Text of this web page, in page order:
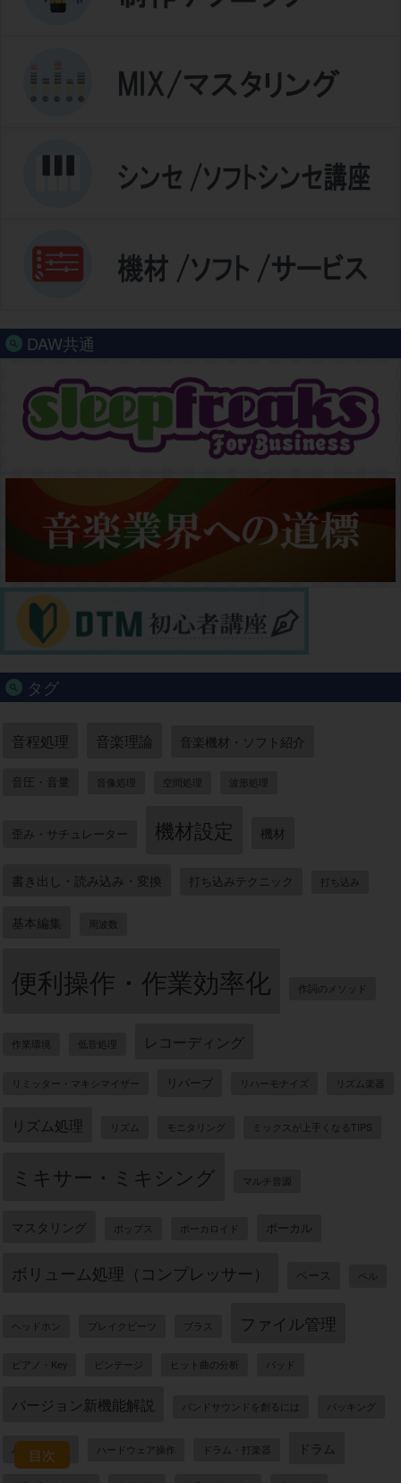
目次
DAW共通
タグ
音程処理 音楽理論 音楽機材・ソフト紹介
音圧・音量 音像処理 空間処理 波形処理
歪み・サチュレーター 機材設定 機材
書き出し・読み込み・変換 打ち込みテクニック 打ち込み
基本編集 周波数
便利操作・作業効率化 作詞のメソッド
作業環境 低音処理 レコーディング
リミッター・マキシマイザー リバーブ リハーモナイズ リズム楽器
リズム処理 リズム モニタリング ミックスが上手くなるTIPS
ミキサー・ミキシング マルチ音源
マスタリング ポップス ボーカロイド ボーカル
ボリューム処理（コンプレッサー） ベース ベル
ヘッドホン ブレイクビーツ ブラス ファイル管理
ピアノ・Key ビンテージ ヒット曲の分析 パッド
バージョン新機能解説 バンドサウンドを創るには バッキング
ハード機器 ハードウェア操作 ドラム・打楽器 ドラム